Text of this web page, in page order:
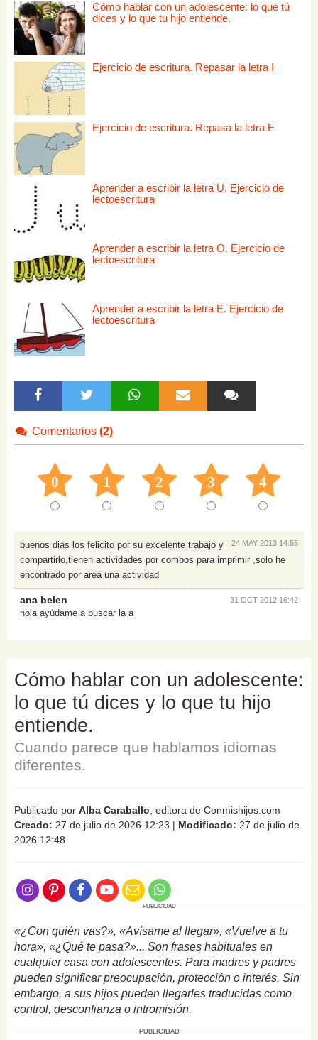
Cómo hablar con un adolescente: lo que tú
dices y lo que tu hijo entiende.
Ejercicio de escritura. Repasar la letra I
Ejercicio de escritura. Repasa la letra E
Aprender a escribir la letra U. Ejercicio de
lectoescritura
Aprender a escribir la letra O. Ejercicio de
lectoescritura
Aprender a escribir la letra E. Ejercicio de
lectoescritura
Comentarios (2)
0 1 2 3 4
24 MAY 2013 14:55
buenos dias los felicito por su excelente trabajo y
compartirlo,tienen actividades por combos para imprimir ,solo he
encontrado por area una actividad
31 OCT 2012 16:42
ana belen
hola ayúdame a buscar la a
Cómo hablar con un adolescente:
lo que tú dices y lo que tu hijo
entiende.
Cuando parece que hablamos idiomas
diferentes.
Publicado por Alba Caraballo , editora de Conmishijos.com
Creado: 27 de julio de 2026 12:23 | Modificado: 27 de julio de
2026 12:48
PUBLICIDAD
«¿Con quién vas?», «Avísame al llegar», «Vuelve a tu
hora», «¿Qué te pasa?»... Son frases habituales en
cualquier casa con adolescentes. Para madres y padres
pueden significar preocupación, protección o interés. Sin
embargo, a sus hijos pueden llegarles traducidas como
control, desconfianza o intromisión.
PUBLICIDAD